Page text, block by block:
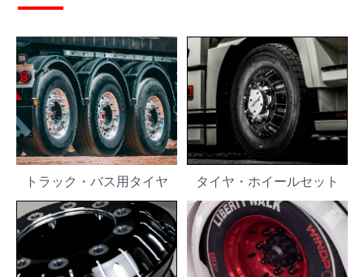
お買い物を続ける カートへ進む
トラック・バス用タイヤ タイヤ・ホイールセット